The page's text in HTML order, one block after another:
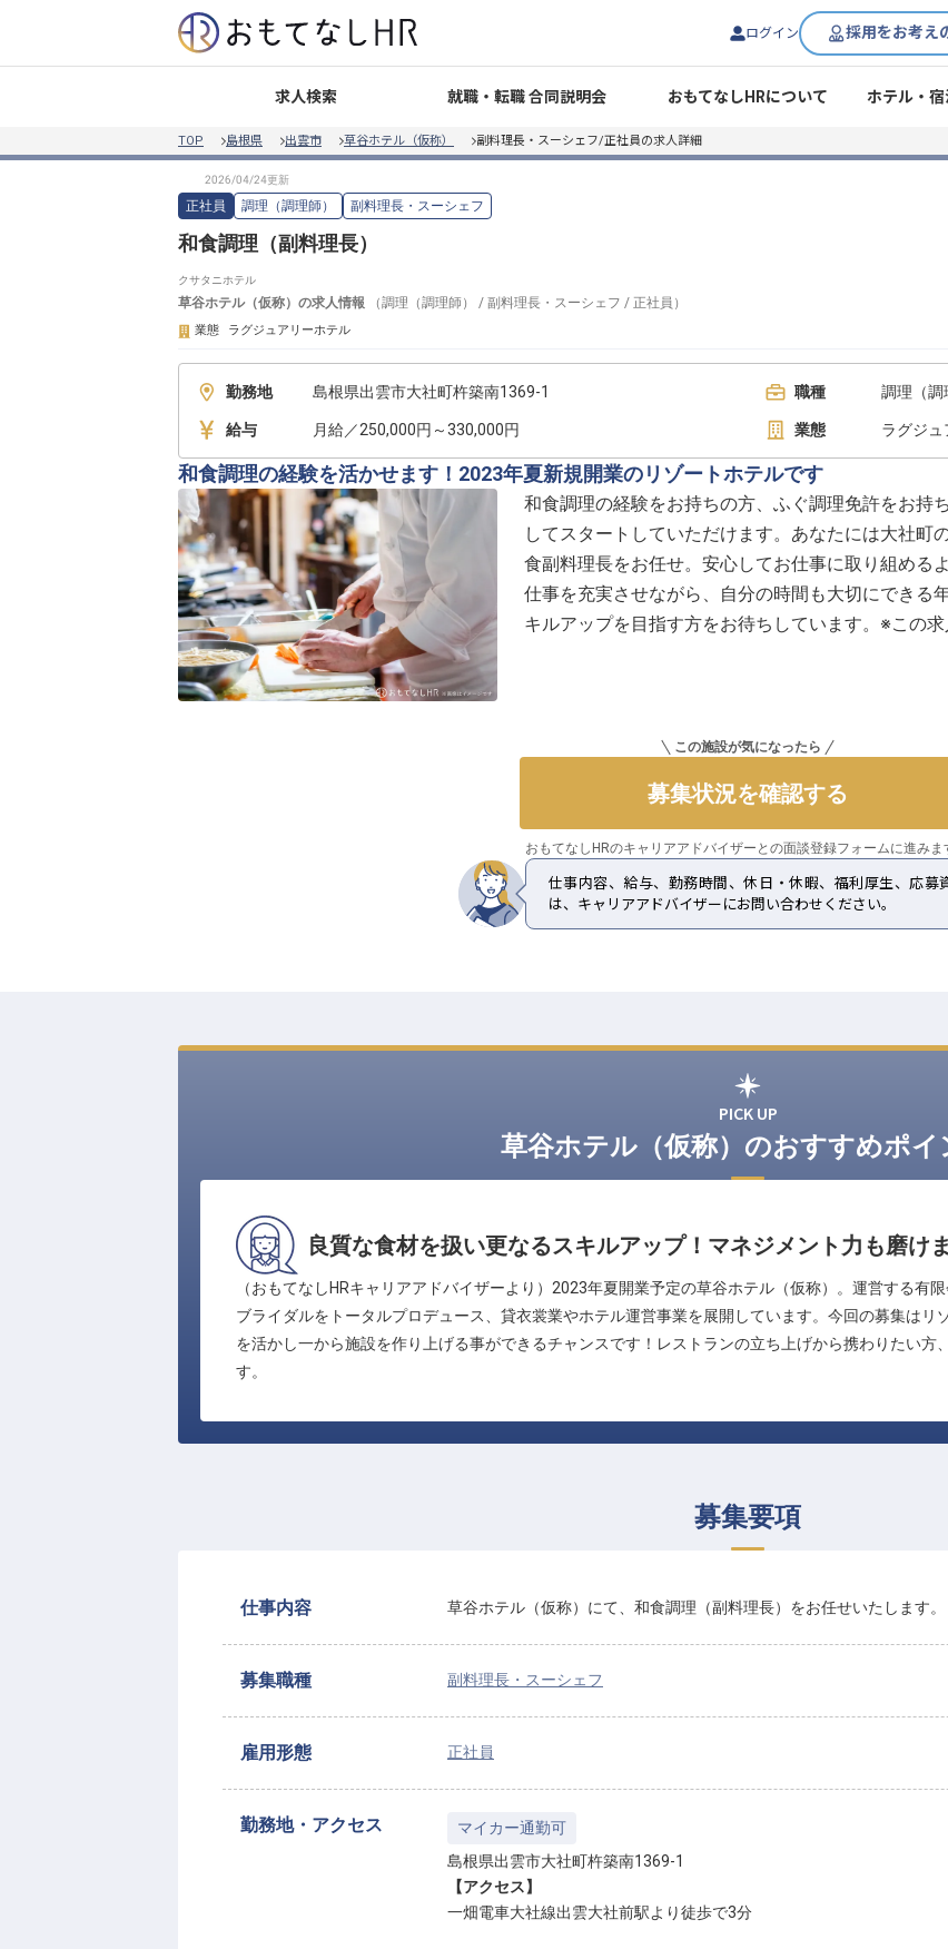
ログイン 採用をお考え
求人検索 就職・転職 合同説明会 おもてなしHRについて ホテル・
TOP 島根県 出雲市 草谷ホテル（仮称） 副料理長・スーシェフ/正社員の求人詳細
正社員 調理（調理師） 副料理長・スーシェフ
和食調理（副料理長）
クサタニホテル
草谷ホテル（仮称） の求人情報 （調理（調理師） / 副料理長・スーシェフ / 正社員 ）
業態 ラグジュアリーホテル
勤務地 島根県出雲市大社町杵築南1369-1 職種 調理（調
給与 月給／250,000円～330,000円 業態 ラグジ
和食調理の経験を活かせます！2023年夏新規開業のリゾートホテルです
和食調理の経験をお持ちの方、ふぐ調理免許をお持
してスタートしていただけます。あなたには大社町
食副料理長をお任せ。安心してお仕事に取り組める
仕事を充実させながら、自分の時間も大切にできる
キルアップを目指す方をお待ちしています。※この
この施設が気になったら
募集状況を確認する
おもてなしHRのキャリアアドバイザーとの面談登録フォームに進みま
仕事内容、給与、勤務時間、休日・休暇、福利厚生、応募
は、キャリアアドバイザーにお問い合わせください。
PICK UP
草谷ホテル（仮称）のおすすめポイ
良質な食材を扱い更なるスキルアップ！マネジメント力も磨け
（おもてなしHRキャリアアドバイザーより）2023年夏開業予定の草谷ホテル（仮称）。運営する有
ブライダルをトータルプロデュース、貸衣裳業やホテル運営事業を展開しています。今回の募集はリ
を活かし一から施設を作り上げる事ができるチャンスです！レストランの立ち上げから携わりたい方
す。
募集要項
仕事内容 草谷ホテル（仮称）にて、和食調理（副料理長）をお任せいたします。
募集職種 副料理長・スーシェフ
雇用形態 正社員
勤務地・アクセス
マイカー通勤可
島根県出雲市大社町杵築南1369-1
【アクセス】
一畑電車大社線出雲大社前駅より徒歩で3分